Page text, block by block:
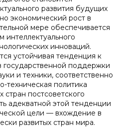
развития будущих
экономический рост в
мере обеспечивается
интеллектуального
инноваций.
устойчивая тенденция к
поддержки
и техники, соответственно
техническая политика
постсоветского
адекватной этой тенденции
цели — вхождение в
развитых стран мира.